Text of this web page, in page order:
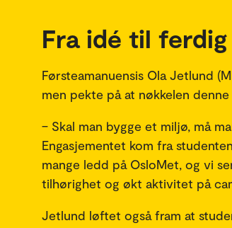
Fra idé til
Førsteamanuensis Ola Jetlund
men pekte på at nøkkelen
– Skal man bygge et miljø, må
Engasjementet kom fra
mange ledd på OsloMet, og vi
tilhørighet og økt aktivitet på
Jetlund løftet også fram at